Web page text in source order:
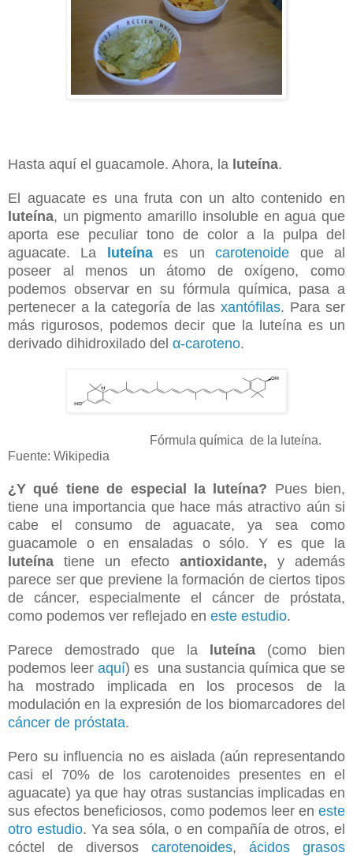
Hasta aquí el guacamole. Ahora, la luteína.
El aguacate es una fruta con un alto contenido en
luteína, un pigmento amarillo insoluble en agua que
aporta ese peculiar tono de color a la pulpa del
aguacate. La luteínaes uncarotenoide que al
poseer al menos un átomo de oxígeno, como
podemos observar en su fórmula química, pasa a
pertenecer a la categoría de las xantófilas. Para ser
más rigurosos, podemos decir que la luteína esun
derivado dihidroxilado del α-caroteno.
Fórmula química de la luteína.
Fuente: Wikipedia
¿Y qué tiene de especial la luteína? Pues bien,
tiene una importancia que hace más atractivo aún si
cabe el consumo de aguacate, ya sea como
guacamole o en ensaladas o sólo.
Y es que la
luteína tiene un efecto antioxidante, y además
parece ser que previene la formación de ciertos tipos
de cáncer, especialmente el cáncer de próstata,
como podemos ver reflejado en este estudio.
Parece demostrado que la luteína (como bien
podemos leeraquí) es una sustancia química que se
ha mostrado implicada en los procesos de la
modulación en la expresión de los biomarcadores del
cáncer de próstata.
Pero su influencia no es aislada (aún representando
casi el 70% de los carotenoides presentes en el
aguacate) ya que hay otras sustancias implicadas en
sus efectos beneficiosos, como podemos leer en este
otro estudio. Ya sea sóla, o en compañía de otros, el
cóctel de diversos carotenoides, ácidos grasos